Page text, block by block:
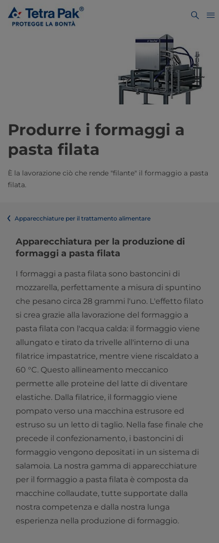
Produrre i formaggi a
pasta filata
È la lavorazione ciò che rende "filante" il formaggio a pasta
filata.
Apparecchiature per il trattamento alimentare
Apparecchiatura per la produzione di
formaggi a pasta filata
I formaggi a pasta filata sono bastoncini di
mozzarella, perfettamente a misura di spuntino
che pesano circa 28 grammi l'uno. L'effetto filato
si crea grazie alla lavorazione del formaggio a
pasta filata con l'acqua calda: il formaggio viene
allungato e tirato da trivelle all'interno di una
filatrice impastatrice, mentre viene riscaldato a
60 °C. Questo allineamento meccanico
permette alle proteine del latte di diventare
elastiche. Dalla filatrice, il formaggio viene
pompato verso una macchina estrusore ed
estruso su un letto di taglio. Nella fase finale che
precede il confezionamento, i bastoncini di
formaggio vengono depositati in un sistema di
salamoia. La nostra gamma di apparecchiature
per il formaggio a pasta filata è composta da
macchine collaudate, tutte supportate dalla
nostra competenza e dalla nostra lunga
esperienza nella produzione di formaggio.